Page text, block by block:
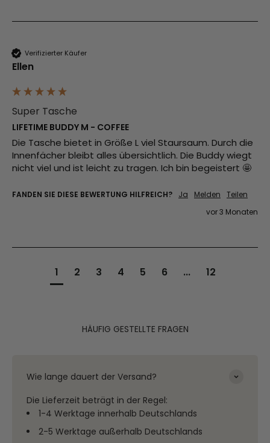
Verifizierter Käufer
Ellen
Super Tasche
LIFETIME BUDDY M - COFFEE
Die Tasche bietet in Größe L viel Staursaum. Durch die
Innenfächer bleibt alles übersichtlich. Die Buddy wiegt
nicht viel und ist leicht zu tragen. Ich bin begeistert 🤩
FANDEN SIE DIESE BEWERTUNG HILFREICH? Ja Melden
Teilen
vor 3 Monaten
1 2 3 4 5 6 ... 12
HÄUFIG GESTELLTE FRAGEN
Wie lange dauert der Versand?
Die Lieferzeit beträgt in der Regel:
1-4 Werktage innerhalb Deutschlands
2-5 Werktage außerhalb Deutschlands